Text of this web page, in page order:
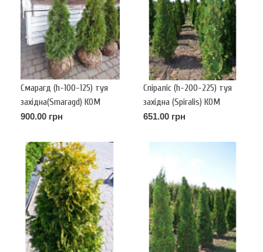
Смарагд (h-100-125) туя
західна(Smaragd) КОМ
900.00 грн
Спіраліс (h-200-225) туя
західна (Spiralis) КОМ
651.00 грн